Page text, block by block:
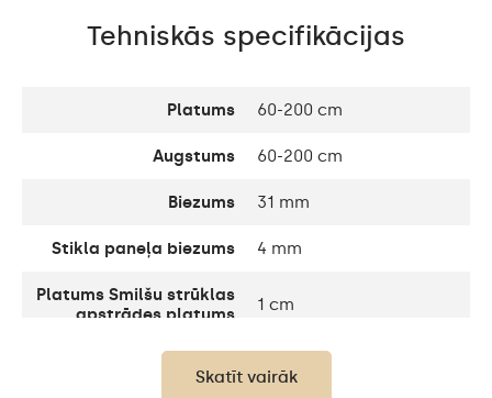
Tehniskās specifikācijas
Platums 60-200 cm
Augstums 60-200 cm
Biezums 31 mm
Stikla paneļa biezums 4 mm
Platums Smilšu strūklas
apstrādes platums
1 cm
Platums Dekoratīvais
elements
10 cm
Skatīt vairāk